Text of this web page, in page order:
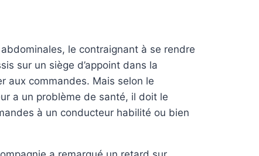
le contraignant à se rendre
sur un siège d’appoint dans la
aux commandes. Mais selon le
a un problème de santé, il doit le
à un conducteur habilité ou bien